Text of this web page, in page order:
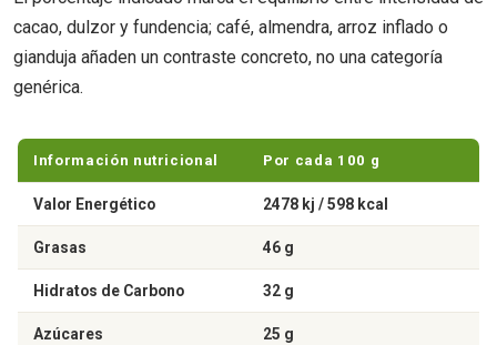
cacao, dulzor y fundencia; café, almendra, arroz inflado o
gianduja añaden un contraste concreto, no una categoría
genérica.
Información nutricional Por cada 100 g
Valor Energético 2478 kj / 598 kcal
Grasas 46 g
Hidratos de Carbono 32 g
Azúcares 25 g